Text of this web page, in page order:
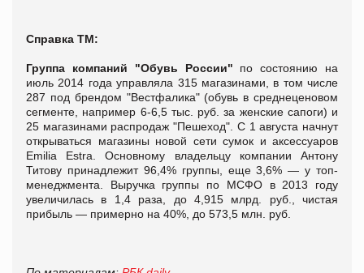
Справка ТМ:
Группа компаний "Обувь России" по состоянию на
июль 2014 года управляла 315 магазинами, в том числе
287 под брендом "Вестфалика" (обувь в среднеценовом
сегменте, например 6-6,5 тыс. руб. за женские сапоги) и
25 магазинами распродаж "Пешеход". С 1 августа начнут
открываться магазины новой сети сумок и аксессуаров
Emilia Estra. Основному владельцу компании Антону
Титову принадлежит 96,4% группы, еще 3,6% — у топ-
менеджмента. Выручка группы по МСФО в 2013 году
увеличилась в 1,4 раза, до 4,915 млрд. руб., чистая
прибыль — примерно на 40%, до 573,5 млн. руб.